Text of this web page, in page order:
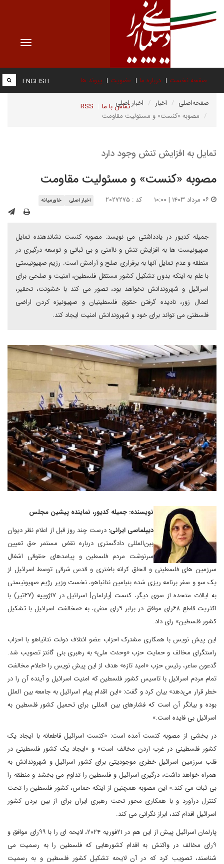
Toggle
صفحه نخست درباره ما عضویت پیوند ها
تماس با ما RSS
ENGLISH
صفحه‌اصلی اخبار
اخبار اصلی
مصوبه «کنست» و مسئولیت مقاومت
تمایل به افزایش تنش وجود دارد
مصوبه «کنست» و مسئولیت مقاومت
کد : ۲۰۲۷۲۷۵ اخبار اصلی خاورمیانه
جمیله کدیور در یادداشتی می نویسد: مصوبه کنست نشاندهنده تمایل
صهیونیست ها به افزایش تنش و ناامنی و بی ثباتی و توسعه درگیری در
منطقه و عدم تمایل آنها به برقراری صلح و آرامش است. رژیم صهیونیستی
با علم به اینکه بدون تشکیل کشور مستقل فلسطین، امنیت و صلحی برای
اسرائیل و شهروندانش نخواهد بود، تصور می کند با خشونت، تحقیر،
اعمال زور، نادیده گرفتن حقوق فلسطینیان و صهیونیزه کردن اراضی
فلسطنی می تواند برای خود و شهروندانش امنیت ایجاد کند.
نویسنده: جمیله کدیور، نماینده پیشین مجلس
دیپلماسی ایرانی: درست چند روز قبل از اعلام نظر دیوان
بین‌المللی دادگستری درباره نقض مستمر حق تعیین
سرنوشت مردم فلسطین و پیامدهای حقوقی اشغال
سرزمین های فلسطینی و الحاق کرانه باختری و قدس شرقی توسط اسرائیل از
یک سو و سفر برنامه ریزی شده بنیامین نتانیاهو، نخست وزیر رژیم صهیونیستی
به ایالات متحده از سوی دیگر، کنست [پارلمان] اسرائیل در ۱۷ژوییه (۲۷تیر) با
اکثریت قاطع ۶۸رای موافق در برابر ۹رای منفی، به «مخالفت اسرائیل با تشکیل
کشور فلسطین» رای داد.
این پیش نویس با همکاری مشترک احزاب عضو ائتلاف دولت نتانیاهو با احزاب
راستگرای مخالف و حمایت حزب «وحدت ملی» به رهبری بنی گانتز تصویب شد.
گدعون ساعر، رئیس حزب «امید تازه» هدف از این پیش نویس را «اعلام مخالفت
تمام مردم اسرائیل با تاسیس کشور فلسطین که امنیت اسرائیل و آینده آن را در
خطر قرار می‌دهد» بیان کرد و گفت: «این اقدام پیام اسرائیل به جامعه بین الملل
بوده و بیانگر آن است که فشارهای بین المللی برای تحمیل کشور فلسطین به
اسرائیل بی فایده است.»
در بخشی از مصوبه کنست آمده است: «کنست اسرائیل قاطعانه با ایجاد یک
کشور فلسطینی در غرب اردن مخالف است» و «ایجاد یک کشور فلسطینی در
قلب سرزمین اسرائیل خطری موجودیتی برای کشور اسرائیل و شهروندانش به
همراه خواهد داشت، درگیری اسرائیل و فلسطین را تداوم می بخشد و منطقه را
بی ثبات می کند.» این مصوبه همچنین از اینکه حماس، کشور فلسطین را تحت
کنترل درآورد و با همکاری محور تحت رهبری ایران برای از بین بردن کشور
اسرائیل اقدام کند، ابراز نگرانی می کند.
پارلمان اسرائیل پیش از این هم در ۲۱فوریه ۲۰۲۴، لایحه ای را با ۹۹رای موافق و
۹رای مخالف در واکنش به اقدام کشورهایی که فلسطین را به رسمیت می
شناسند، تصویب کرد که در آن لایحه تشکیل کشور فلسطین و به رسمیت